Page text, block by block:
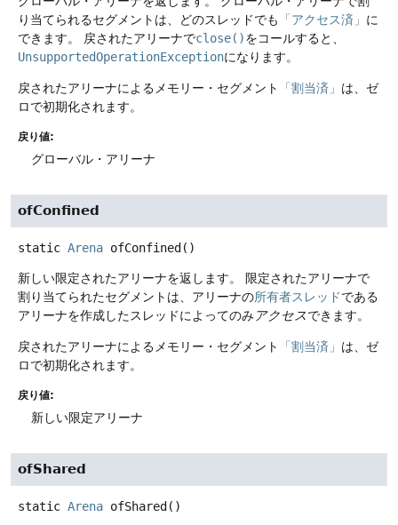
り当てられるセグメントは、どのスレッドでも
「アクセス済」 に
できます。
戻されたアリーナでclose()をコールすると、
UnsupportedOperationExceptionになります。
戻されたアリーナによるメモリー・セグメント 「割当済」 は、ゼ
ロで初期化されます。
戻り値:
グローバル・アリーナ
ofConfined
static Arena ofConfined ()
新しい限定されたアリーナを返します。
限定されたアリーナで
割り当てられたセグメントは、アリーナの所有者スレッドである
アリーナを作成したスレッドによってのみ アクセスできます。
戻されたアリーナによるメモリー・セグメント 「割当済」 は、ゼ
ロで初期化されます。
戻り値:
新しい限定アリーナ
ofShared
static Arena ofShared ()